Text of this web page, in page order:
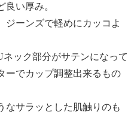
い厚み。
ジーンズで軽めにカッコよ
ック部分がサテンになって
ーでカップ調整出来るもの
なサラッとした肌触りのも